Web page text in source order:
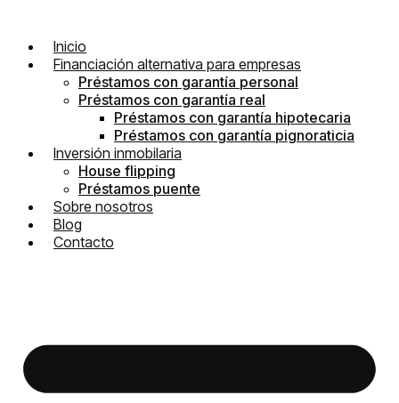
Inicio
Financiación alternativa para empresas
Préstamos con garantía personal
Préstamos con garantía real
Préstamos con garantía hipotecaria
Préstamos con garantía pignoraticia
Inversión inmobilaria
House flipping
Préstamos puente
Sobre nosotros
Blog
Contacto